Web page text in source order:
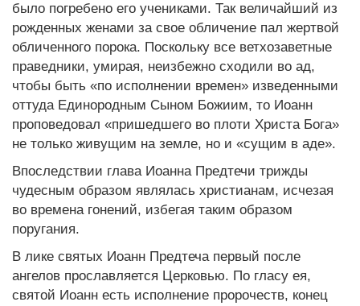
было погребено его учениками. Так величайший из
рожденных женами за свое обличение пал жертвой
обличенного порока. Поскольку все ветхозаветные
праведники, умирая, неизбежно сходили во ад,
чтобы быть «по исполнении времен» изведенными
оттуда Единородным Сыном Божиим, то Иоанн
проповедовал «пришедшего во плоти Христа Бога»
не только живущим на земле, но и «сущим в аде».
Впоследствии глава Иоанна Предтечи трижды
чудесным образом являлась христианам, исчезая
во времена гонений, избегая таким образом
поругания.
В лике святых Иоанн Предтеча первый после
ангелов прославляется Церковью. По гласу ея,
святой Иоанн есть исполнение пророчеств, конец